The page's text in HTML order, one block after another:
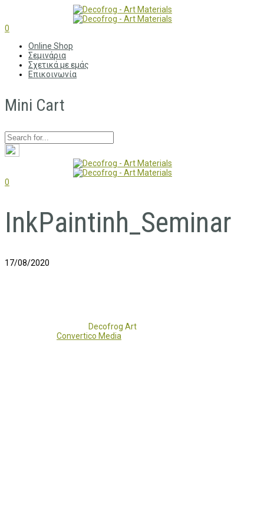
0
Online Shop
Σεμινάρια
Σχετικά με εμάς
Επικοινωνία
Mini Cart
0
InkPaintinh_Seminar
17/08/2020
Decofrog Art
Convertico Media